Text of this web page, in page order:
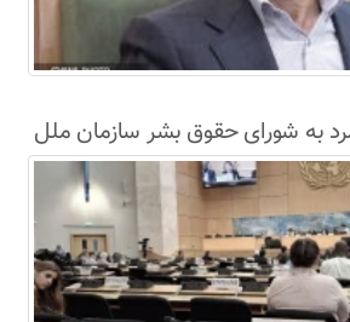
به شورای حقوق بشر سازمان ملل